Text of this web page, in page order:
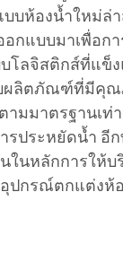
บบห้องน้ำใหม่
กแบบมาเพื่อก
โลจิสติกส์ที่แข็
ผลิตภัณฑ์ที่มีคุณ
ามมาตรฐานเท่
รประหยัดน้ำ อี
ในหลักการให้
ปกรณ์ตกแต่งห้